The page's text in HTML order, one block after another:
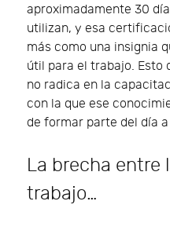
aproximadamente 30
utilizan, y esa
más como una insignia
útil para el trabajo. Esto
no radica en la
con la que ese
de formar parte del día a
La brecha entre
trabajo…